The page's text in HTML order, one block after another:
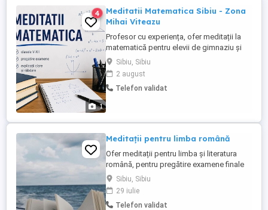
1
4
Meditatii Matematica Sibiu - Zona
Mihai Viteazu
Profesor cu experiența, ofer meditații la
matematică pentru elevii de gimnaziu și
liceu, cu pregătire dedicată pentru
Evaluarea Națională și Bacalaureat.
Locație: Zona Mihai Viteazu Ce ofer: -
Explicații clare și ușor de înțeles; -Exerciții
Sibiu, Sibiu
2 august
Telefon validat
Meditații pentru limba română
Ofer meditații pentru limba și literatura
română, pentru pregătire examene finale
pentru clasele a 8-a și a 12-a, dar și pentru
celelalte clase. Preț: 80 lei pentru 1,5h.
Sibiu, Sibiu
29 iulie
Telefon validat